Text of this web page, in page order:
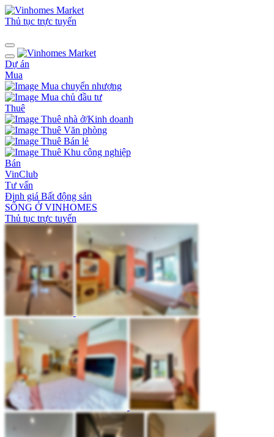
Thủ tục trực tuyến
Dự án
Mua
Mua chuyển nhượng
Mua chủ đầu tư
Thuê
Thuê nhà ở/Kinh doanh
Thuê Văn phòng
Thuê Bán lẻ
Thuê Khu công nghiệp
Bán
VinClub
Tư vấn
Định giá Bất động sản
SỐNG Ở VINHOMES
Thủ tục trực tuyến